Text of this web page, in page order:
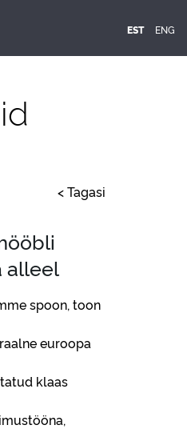
EST ENG
< Tagasi
alleel
spoon, toon
euroopa
klaas